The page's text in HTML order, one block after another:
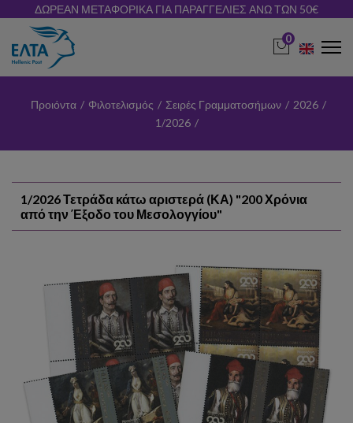
ΔΩΡΕΑΝ ΜΕΤΑΦΟΡΙΚΑ ΓΙΑ ΠΑΡΑΓΓΕΛΙΕΣ ΑΝΩ ΤΩΝ 50€
0
Προιόντα / Φιλοτελισμός / Σειρές Γραμματοσήμων / 2026 /
1/2026 /
1/2026 Τετράδα κάτω αριστερά (ΚΑ) "200 Χρόνια
από την Έξοδο του Μεσολογγίου"